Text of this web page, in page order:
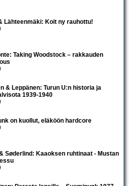
Lähteenmäki: Koit ny rauhottu!
Taking Woodstock – rakkauden
& Leppänen: Turun U:n historia ja
1939-1940
on kuollut, eläköön hardcore
Søderlind: Kaaoksen ruhtinaat - Mustan